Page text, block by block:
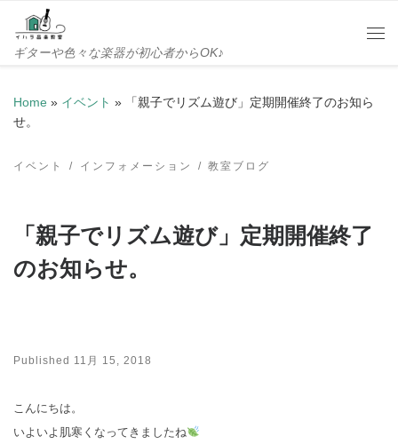
Skip to content
ギターや色々な楽器が初心者からOK♪
Home » イベント »
「親子でリズム遊び」定期開催終了のお知ら
せ。
イベント インフォメーション 教室ブログ
「親子でリズム遊び」定期開催終了
のお知らせ。
Published 11月 15, 2018
こんにちは。
いよいよ肌寒くなってきましたね